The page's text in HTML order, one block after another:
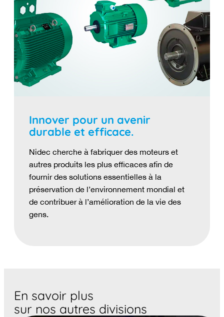
Innover pour un avenir
durable et efficace.
Nidec cherche à fabriquer des moteurs et
autres produits les plus efficaces afin de
fournir des solutions essentielles à la
préservation de l’environnement mondial et
de contribuer à l’amélioration de la vie des
gens.
En savoir plus
sur nos autres divisions